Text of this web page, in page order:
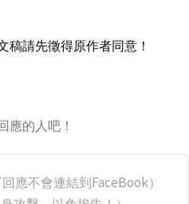
稿請先徵得原作者同意！
應的人吧！
回應不會連結到FaceBook）